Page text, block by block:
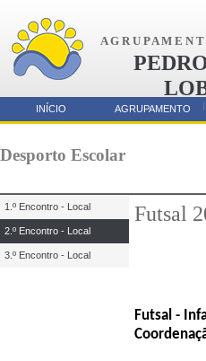
A G R U P A M E N
Futsal
Futsal -
Parcerias
Desporto Escolar
1.º Encontro - Local
2.º Encontro - Local
3.º Encontro - Local
INÍCIO AGRUPAMENTO